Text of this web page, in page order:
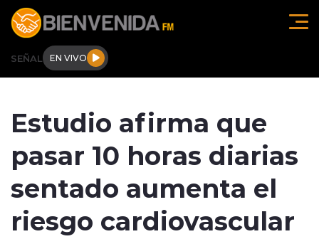
Click acá para ir directamente al contenido
SEÑAL EN VIVO
Estudio afirma que
pasar 10 horas diarias
sentado aumenta el
riesgo cardiovascular